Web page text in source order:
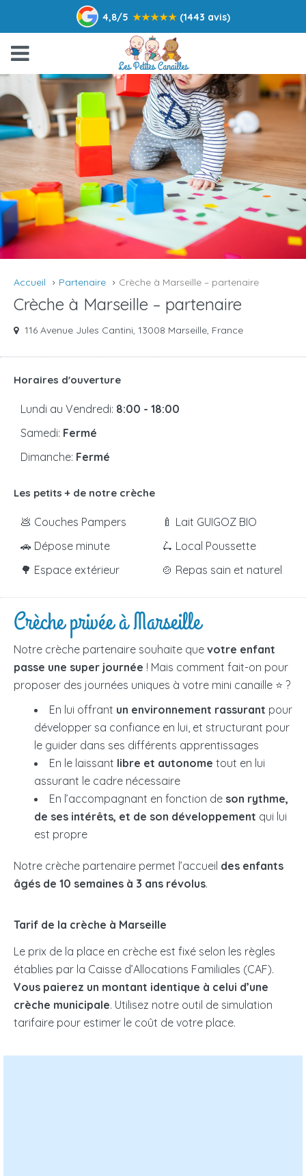
4,8/5 ★★★★★ (1443 avis)
Accueil Partenaire Crèche à Marseille – partenaire
Crèche à Marseille – partenaire
116 Avenue Jules Cantini, 13008 Marseille, France
Horaires d'ouverture
Lundi au Vendredi: 8:00 - 18:00
Samedi: Fermé
Dimanche: Fermé
Les petits + de notre crèche
💩 Couches Pampers
🚗 Dépose minute
🌳 Espace extérieur
🍼 Lait GUIGOZ BIO
🛴 Local Poussette
🍲 Repas sain et naturel
Crèche privée à Marseille
Notre crèche partenaire souhaite que votre enfant
passe une super journée ! Mais comment fait-on pour
proposer des journées uniques à votre mini canaille ⭐ ?
En lui offrant un environnement rassurant pour
développer sa confiance en lui, et structurant pour
le guider dans ses différents apprentissages
En le laissant libre et autonome tout en lui
assurant le cadre nécessaire
En l’accompagnant en fonction de son rythme,
de ses intérêts, et de son développement qui lui
est propre
Notre crèche partenaire permet l’accueil des enfants
âgés de 10 semaines à 3 ans révolus.
Tarif de la crèche à Marseille
Le prix de la place en crèche est fixé selon les règles
établies par la Caisse d’Allocations Familiales (CAF).
Vous paierez un montant identique à celui d’une
crèche municipale. Utilisez notre outil de simulation
tarifaire pour estimer le coût de votre place.